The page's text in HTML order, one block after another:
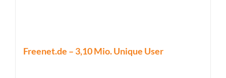
Freenet.de – 3,10 Mio. Unique User